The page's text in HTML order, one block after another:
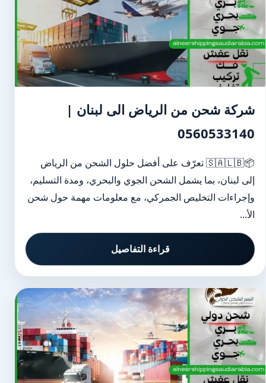
شركة شحن من الرياض الى لبنان |
0560533140
📦🇸🇦🇱🇧 تعرّف على أفضل حلول الشحن من الرياض
إلى لبنان، بما يشمل الشحن الجوي والبحري، ومدة التسليم،
وإجراءات التخليص الجمركي، مع معلومات مهمة حول شحن
الأ...
قراءة التفاصيل